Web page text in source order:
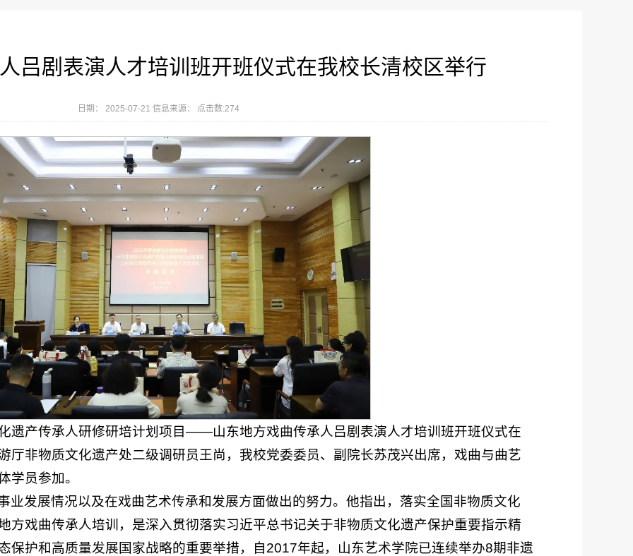
吕剧表演人才培训班开班仪式在我校长清校区举行
日期： 2025-07-21 信息来源： 点击数:274
遗产传承人研修研培计划项目——山东地方戏曲传承人吕剧表演人才培训班开班仪式在
厅非物质文化遗产处二级调研员王尚，我校党委委员、副院长苏茂兴出席，戏曲与曲艺
学员参加。
业发展情况以及在戏曲艺术传承和发展方面做出的努力。他指出，落实全国非物质文化
方戏曲传承人培训，是深入贯彻落实习近平总书记关于非物质文化遗产保护重要指示精
保护和高质量发展国家战略的重要举措，自2017年起，山东艺术学院已连续举办8期非遗